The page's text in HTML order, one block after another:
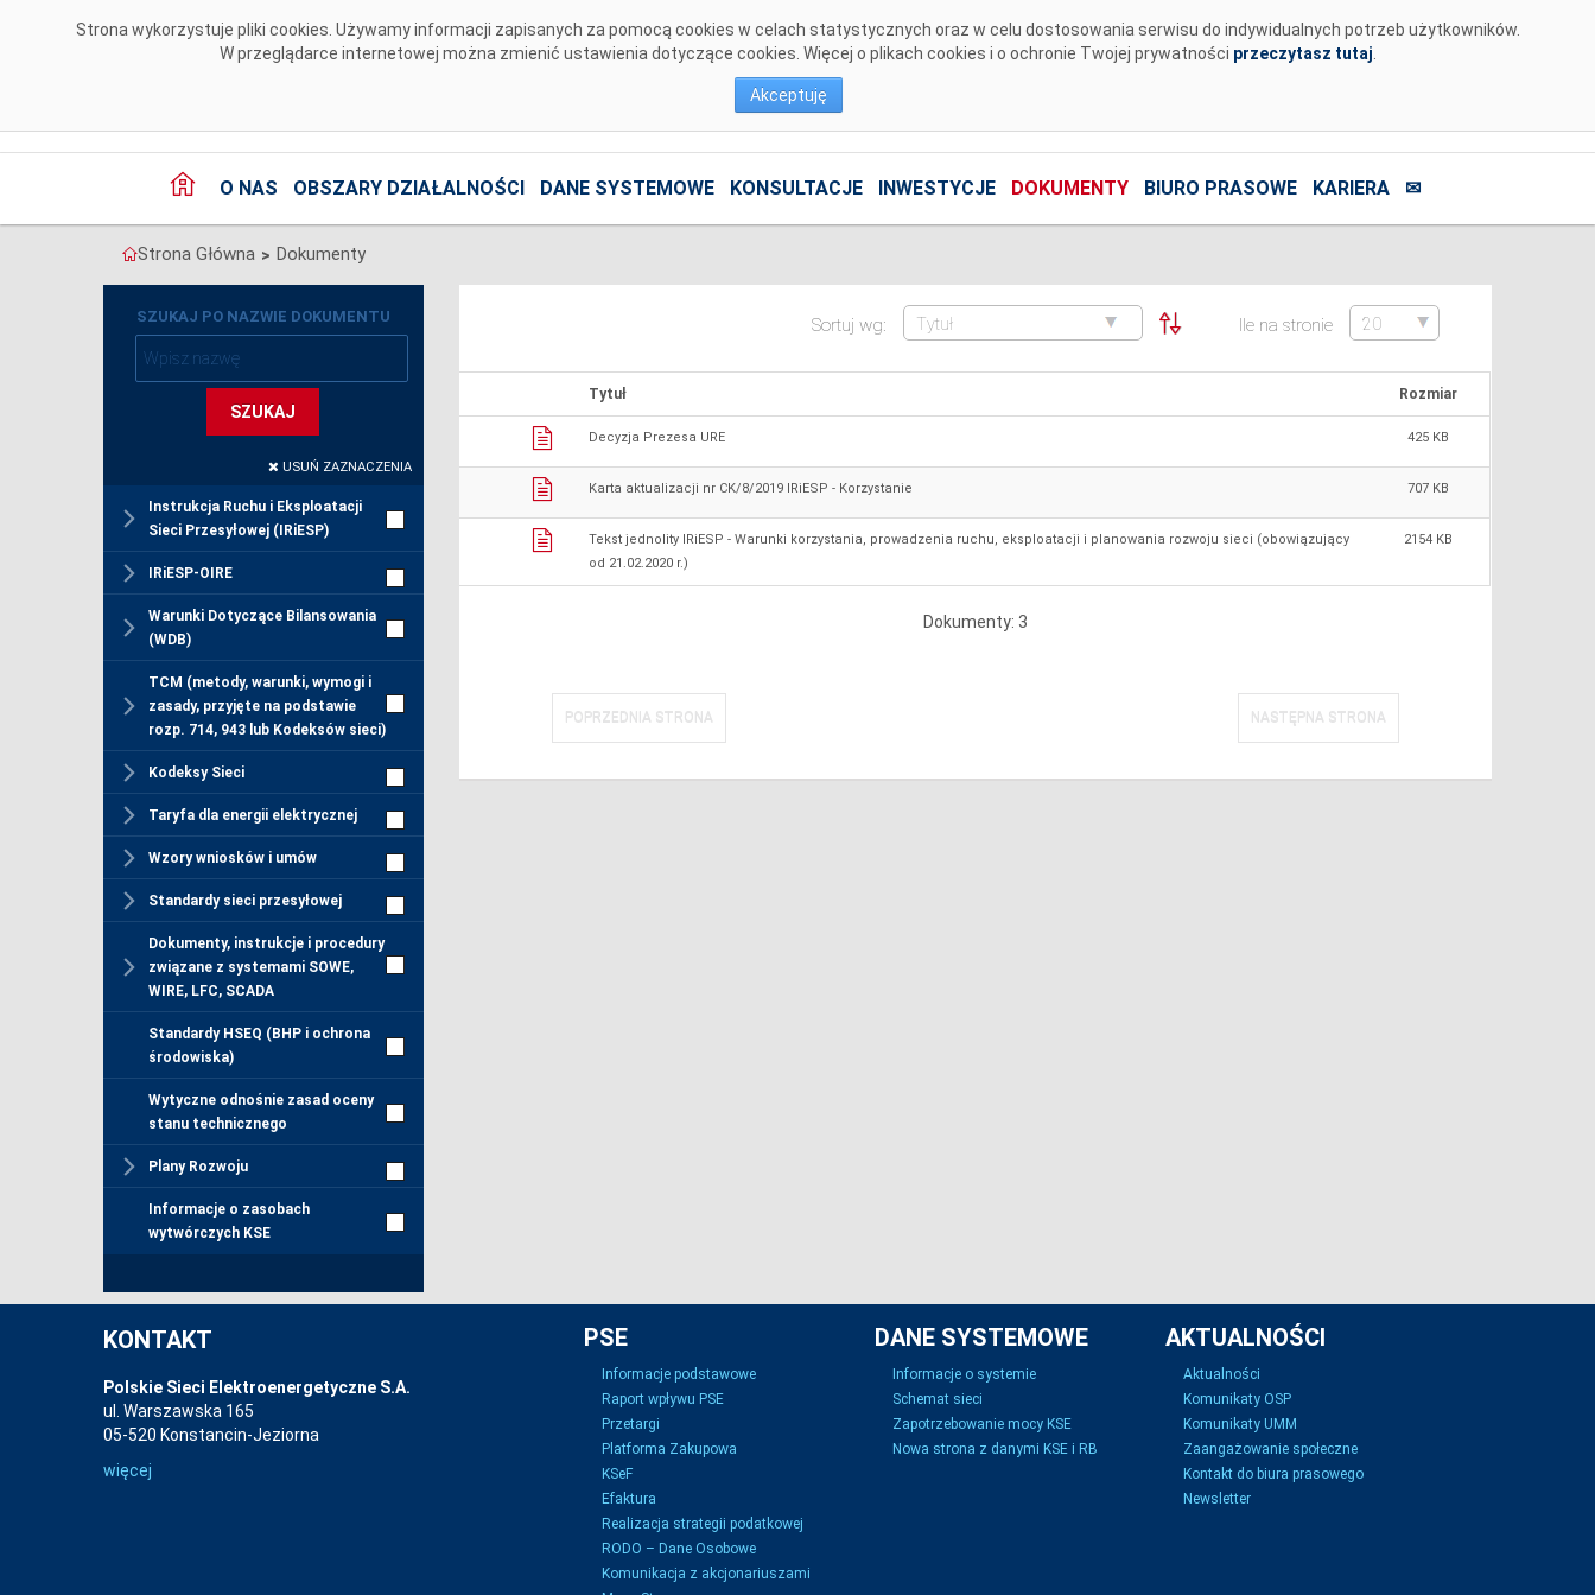
Strona wykorzystuje pliki cookies. Używamy informacji zapisanych za pomocą cookies w celach statystycznych oraz w celu dostosowania serwisu do indywidualnych potrzeb użytkowników.
W przeglądarce internetowej można zmienić ustawienia dotyczące cookies. Więcej o plikach cookies i o ochronie Twojej prywatności przeczytasz tutaj
Akceptuję
O NAS OBSZARY DZIAŁALNOŚCI DANE SYSTEMOWE KONSULTACJE INWESTYCJE DOKUMENTY BIURO PRASOWE KARIERA ✉
Strona Główna > Dokumenty
SZUKAJ PO NAZWIE DOKUMENTU
SZUKAJ
USUŃ ZAZNACZENIA
Instrukcja Ruchu i Eksploatacji
Sieci Przesyłowej (IRiESP)
IRiESP-OIRE
Warunki Dotyczące Bilansowania
(WDB)
TCM (metody, warunki, wymogi i
zasady, przyjęte na podstawie
rozp. 714, 943 lub Kodeksów sieci)
Kodeksy Sieci
Taryfa dla energii elektrycznej
Wzory wniosków i umów
Standardy sieci przesyłowej
Dokumenty, instrukcje i procedury
związane z systemami SOWE,
WIRE, LFC, SCADA
Standardy HSEQ (BHP i ochrona
środowiska)
Wytyczne odnośnie zasad oceny
stanu technicznego
Plany Rozwoju
Informacje o zasobach
wytwórczych KSE
Sortuj wg: Ile na stronie
Tytuł Rozmiar
Decyzja Prezesa URE 425 KB
Karta aktualizacji nr CK/8/2019 IRiESP - Korzystanie 707 KB
Tekst jednolity IRiESP - Warunki korzystania, prowadzenia ruchu, eksploatacji i planowania rozwoju sieci (obowiązujący
od 21.02.2020 r.)
2154 KB
Dokumenty: 3
POPRZEDNIA STRONA NASTĘPNA STRONA
KONTAKT
Polskie Sieci Elektroenergetyczne S.A.
ul. Warszawska 165
05-520 Konstancin-Jeziorna
więcej
PSE
Informacje podstawowe
Raport wpływu PSE
Przetargi
Platforma Zakupowa
KSeF
Efaktura
Realizacja strategii podatkowej
RODO – Dane Osobowe
Komunikacja z akcjonariuszami
DANE SYSTEMOWE
Informacje o systemie
Schemat sieci
Zapotrzebowanie mocy KSE
Nowa strona z danymi KSE i RB
AKTUALNOŚCI
Aktualności
Komunikaty OSP
Komunikaty UMM
Zaangażowanie społeczne
Kontakt do biura prasowego
Newsletter